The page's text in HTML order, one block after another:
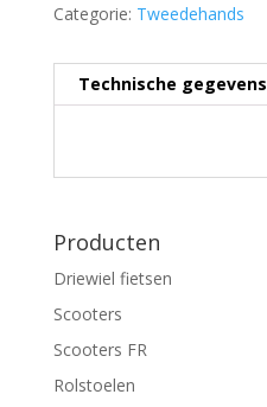
Categorie: Tweedehands
Technische gegevens
Producten
Driewiel fietsen
Scooters
Scooters FR
Rolstoelen